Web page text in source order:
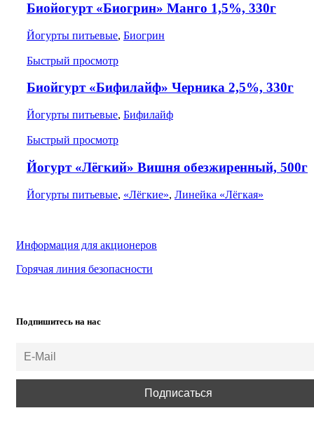
Биойогурт «Биогрин» Манго 1,5%, 330г
Йогурты питьевые, Биогрин
Быстрый просмотр
Биойгурт «Бифилайф» Черника 2,5%, 330г
Йогурты питьевые, Бифилайф
Быстрый просмотр
Йогурт «Лёгкий» Вишня обезжиренный, 500г
Йогурты питьевые, «Лёгкие», Линейка «Лёгкая»
Информация для акционеров
Горячая линия безопасности
Подпишитесь на нас